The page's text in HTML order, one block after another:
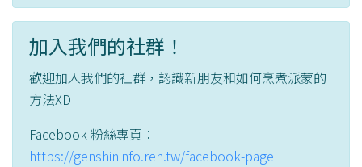
加入我們的社群！
歡迎加入我們的社群，認識新朋友和如何烹煮派蒙的
方法XD
Facebook 粉絲專頁：
https://genshininfo.reh.tw/facebook-page